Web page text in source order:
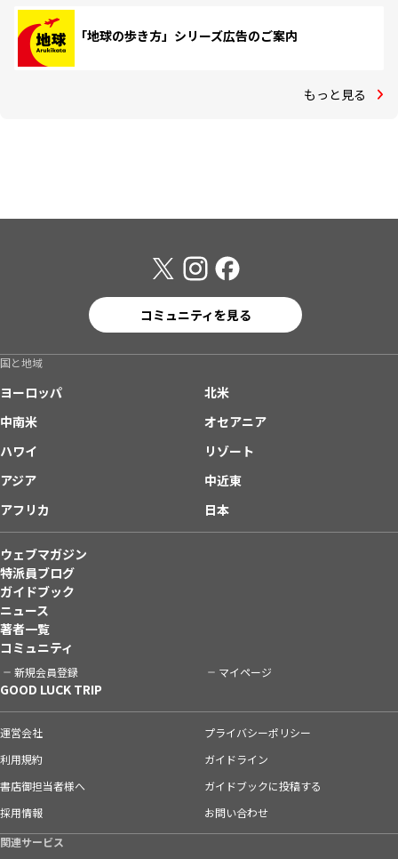
「地球の歩き方」シリーズ広告のご案内
もっと見る
コミュニティを見る
国と地域
ヨーロッパ
北米
中南米
オセアニア
ハワイ
リゾート
アジア
中近東
アフリカ
日本
ウェブマガジン
特派員ブログ
ガイドブック
ニュース
著者一覧
コミュニティ
新規会員登録 マイページ
GOOD LUCK TRIP
運営会社
プライバシーポリシー
利用規約
ガイドライン
書店御担当者様へ
ガイドブックに投稿する
採用情報
お問い合わせ
関連サービス